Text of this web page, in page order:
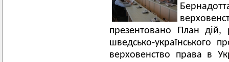
презентовано План
шведсько-українського
верховенство права в